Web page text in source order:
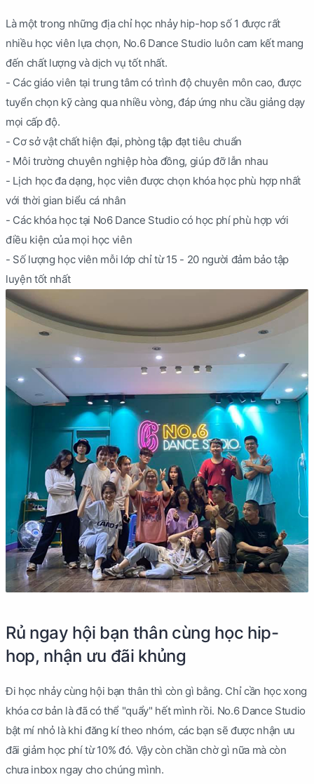
Là một trong những địa chỉ học nhảy hip-hop số 1 được rất
nhiều học viên lựa chọn, No.6 Dance Studio luôn cam kết mang
đến chất lượng và dịch vụ tốt nhất.
- Các giáo viên tại trung tâm có trình độ chuyên môn cao, được
tuyển chọn kỹ càng qua nhiều vòng, đáp ứng nhu cầu giảng dạy
mọi cấp độ.
- Cơ sở vật chất hiện đại, phòng tập đạt tiêu chuẩn
- Môi trường chuyên nghiệp hòa đồng, giúp đỡ lẫn nhau
- Lịch học đa dạng, học viên được chọn khóa học phù hợp nhất
với thời gian biểu cá nhân
- Các khóa học tại No6 Dance Studio có học phí phù hợp với
điều kiện của mọi học viên
- Số lượng học viên mỗi lớp chỉ từ 15 - 20 người đảm bảo tập
luyện tốt nhất
Rủ ngay hội bạn thân cùng học hip-
hop, nhận ưu đãi khủng
Đi học nhảy cùng hội bạn thân thì còn gì bằng. Chỉ cần học xong
khóa cơ bản là đã có thể "quẩy" hết mình rồi. No.6 Dance Studio
bật mí nhỏ là khi đăng kí theo nhóm, các bạn sẽ được nhận ưu
đãi giảm học phí từ 10% đó. Vậy còn chần chờ gì nữa mà còn
chưa inbox ngay cho chúng mình.